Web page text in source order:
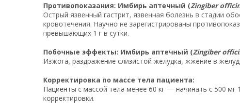
Противопоказания: Имбирь аптечный (Zingiber
Острый язвенный гастрит, язвенная болезнь в стадии
кровотечения. Научно не зарегистрированы
превышающих 1 г в сутки.
Побочные эффекты: Имбирь аптечный (Zingiber
Изжога, раздражение слизистой желудка, жжение в
Корректировка по массе тела пациента:
Пациенты с массой тела менее 60 кг — начинать с 500
корректировки.